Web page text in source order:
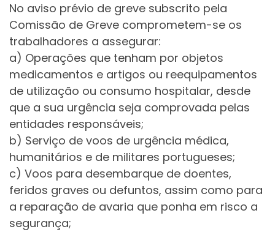
No aviso prévio de greve subscrito pela
Comissão de Greve comprometem-se os
trabalhadores a assegurar:
a) Operações que tenham por objetos
medicamentos e artigos ou reequipamentos
de utilização ou consumo hospitalar, desde
que a sua urgência seja comprovada pelas
entidades responsáveis;
b) Serviço de voos de urgência médica,
humanitários e de militares portugueses;
c) Voos para desembarque de doentes,
feridos graves ou defuntos, assim como para
a reparação de avaria que ponha em risco a
segurança;